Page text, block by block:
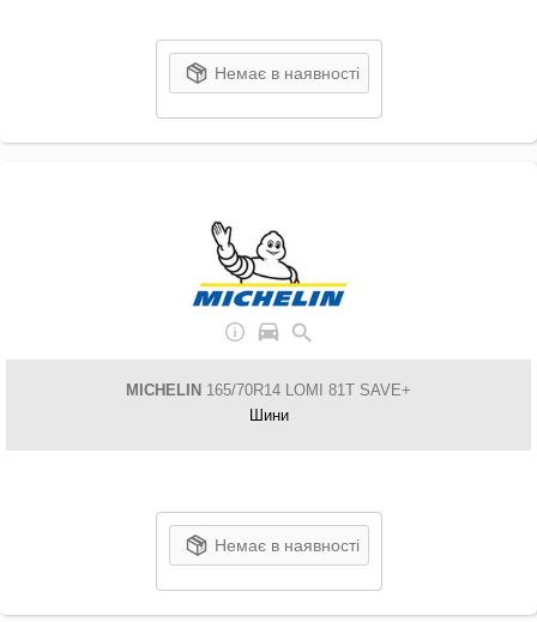
Немає в наявності
MICHELIN 165/70R14 LOMI 81T SAVE+
Шини
Немає в наявності